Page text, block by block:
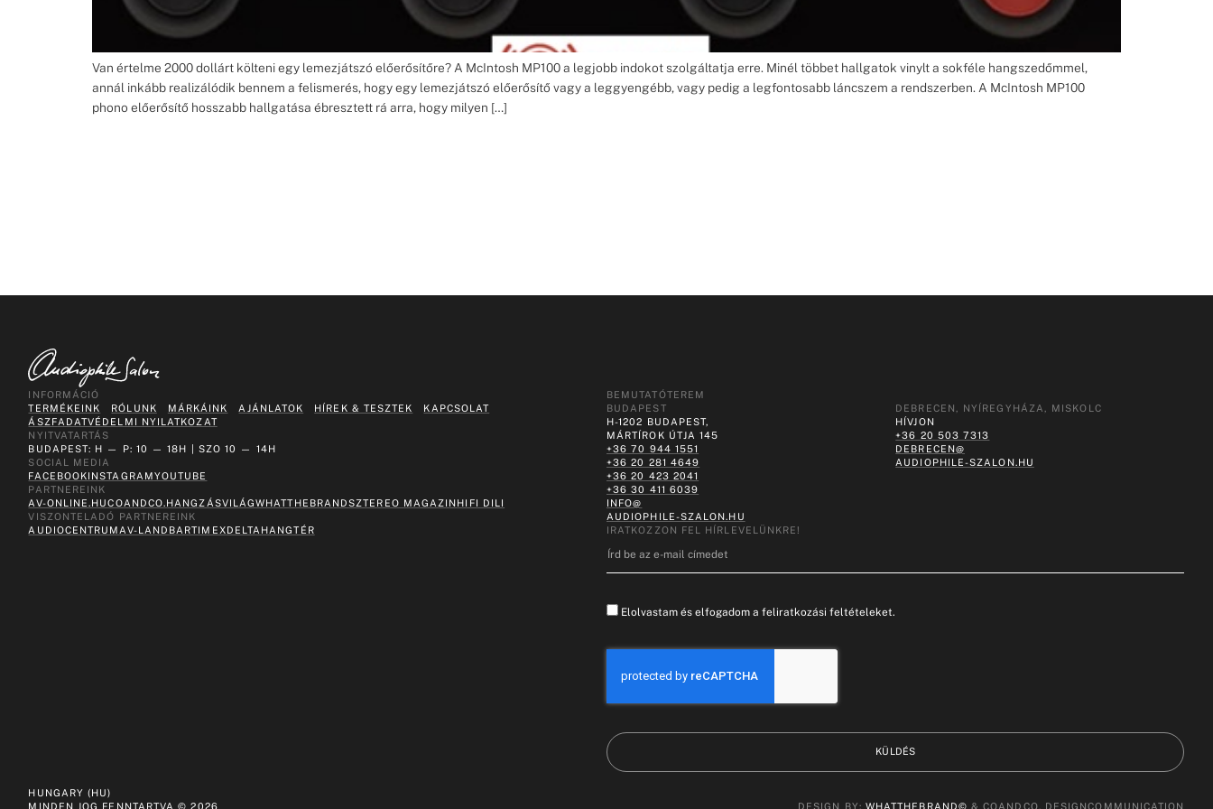
Van értelme 2000 dollárt költeni egy lemezjátszó előerősítőre? A McIntosh MP100 a legjobb indokot szolgáltatja erre. Minél többet hallgatok vinylt a sokféle hangszedőmmel,
annál inkább realizálódik bennem a felismerés, hogy egy lemezjátszó előerősítő vagy a leggyengébb, vagy pedig a legfontosabb láncszem a rendszerben. A McIntosh MP100
phono előerősítő hosszabb hallgatása ébresztett rá arra, hogy milyen […]
INFORMÁCIÓ
TERMÉKEINK
RÓLUNK MÁRKÁINK AJÁNLATOK HÍREK & TESZTEK
KAPCSOLAT
ÁSZFADATVÉDELMI NYILATKOZAT
NYITVATARTÁS
BUDAPEST: H — P: 10 — 18H | SZO 10 — 14H
SOCIAL MEDIA
FACEBOOKINSTAGRAMYOUTUBE
PARTNEREINK
AV-ONLINE.HUCOANDCO.HANGZÁSVILÁGWHATTHEBRANDSZTEREO MAGAZINHIFI DILI
VISZONTELADÓ PARTNEREINK
AUDIOCENTRUM AV-LAND BARTIMEXDELTA HANGTÉR
BEMUTATÓTEREM
BUDAPEST
H-1202 BUDAPEST,
MÁRTÍROK ÚTJA 145
+36 70 944 1551
+36 20 281 4649
+36 20 423 2041
+36 30 411 6039
INFO@
AUDIOPHILE-SZALON.HU
DEBRECEN, NYÍREGYHÁZA, MISKOLC
HÍVJON
+36 20 503 7313
DEBRECEN@
AUDIOPHILE-SZALON.HU
IRATKOZZON FEL HÍRLEVELÜNKRE!
Elolvastam és elfogadom a feliratkozási feltételeket.
KÜLDÉS
HUNGARY (HU)
MINDEN JOG FENNTARTVA ©2026 DESIGN BY: WHATTHEBRAND© & COANDCO. DESIGNCOMMUNICATION